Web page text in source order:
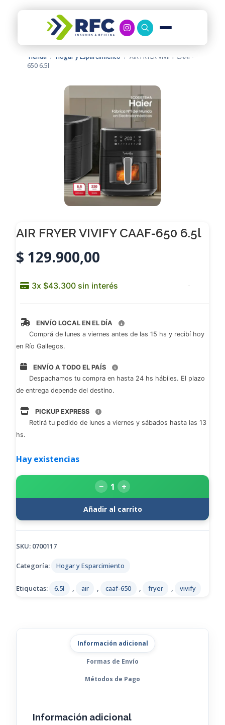
RFC Soluciones
Con 35 años de experiencia, RFC se especializa en muebles de oficina, soluciones tecnológicas y servicio técnico en Río Gallegos. Equipamos espacios de trabajo modernos y eficientes.
Tienda / Hogar y Esparcimiento / AIR FRYER VIVIFY CAAF-
650 6.5l
AIR FRYER VIVIFY CAAF-650 6.5l
$ 129.900,00
ENVÍO LOCAL EN EL DÍA
Comprá de lunes a viernes antes de las 15 hs y recibí hoy
en Río Gallegos.
ENVÍO A TODO EL PAÍS
Despachamos tu compra en hasta 24 hs hábiles. El plazo
de entrega depende del destino.
PICKUP EXPRESS
Retirá tu pedido de lunes a viernes y sábados hasta las 13
hs.
Hay existencias
− +
Añadir al carrito
SKU: 0700117
Categoría: Hogar y Esparcimiento
Etiquetas: 6.5l , air , caaf-650 , fryer , vivify
Información adicional
Formas de Envío
Métodos de Pago
Información adicional